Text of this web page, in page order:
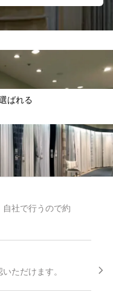
ばれる
社で行うので約
ただけます。